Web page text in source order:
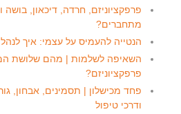
פרפקציוניזם, חרדה, דיכאון,
מתחברים?
הנטייה להעמיס על עצמי: איך
השאיפה לשלמות | מהם שלושת
פרפקציוניזם?
פחד מכישלון | תסמינים, אבחון,
ודרכי טיפול